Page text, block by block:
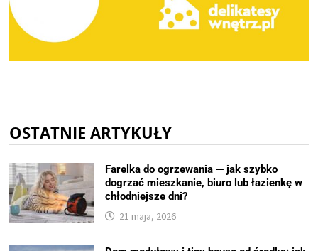
OSTATNIE ARTYKUŁY
Farelka do ogrzewania — jak szybko
dogrzać mieszkanie, biuro lub łazienkę w
chłodniejsze dni?
21 maja, 2026